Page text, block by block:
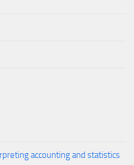
accounting and statistics